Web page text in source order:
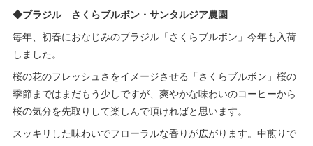
◆ブラジル さくらブルボン・サンタルジア農園
毎年、初春におなじみのブラジル「さくらブルボン」今年も入荷
しました。
桜の花のフレッシュさをイメージさせる「さくらブルボン」桜の
季節まではまだもう少しですが、爽やかな味わいのコーヒーから
桜の気分を先取りして楽しんで頂ければと思います。
スッキリした味わいでフローラルな香りが広がります。中煎りで